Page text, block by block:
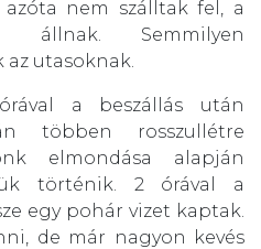
nem szálltak fel, a
állnak. Semmilyen
utasoknak.
a beszállás után
többen rosszullétre
elmondása alapján
történik. 2 órával a
egy pohár vizet kaptak.
de már nagyon kevés